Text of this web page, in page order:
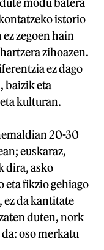
istorio
zegoen hain
zihoazen.
ez dago
baizik eta
kulturan.
20-30
euskaraz,
dira, asko
eta fikzio gehiago
ez da kantitate
duten, nork
oso merkatu